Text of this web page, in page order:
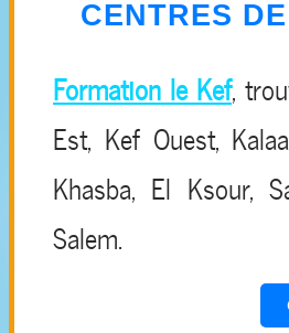
CENTRES
Formation le Kef,
Est, Kef Ouest,
Khasba, El Ksour,
Salem.